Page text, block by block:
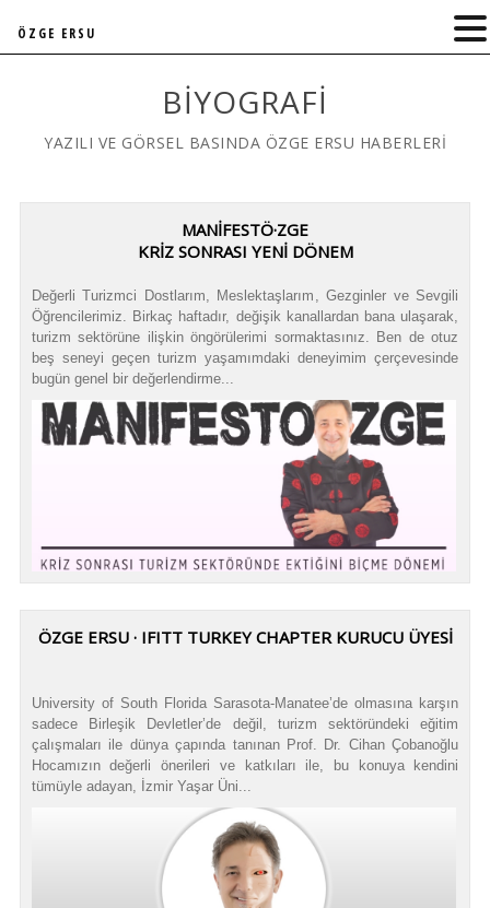
BIYOGRAFI
YAZILI VE GÖRSEL BASINDA ÖZGE ERSU HABERLERİ
MANİFESTÖ·ZGE
KRİZ SONRASI YENİ DÖNEM
Değerli Turizmci Dostlarım, Meslektaşlarım, Gezginler ve Sevgili
Öğrencilerimiz. Birkaç haftadır, değişik kanallardan bana ulaşarak,
turizm sektörüne ilişkin öngörülerimi sormaktasınız. Ben de otuz
beş seneyi geçen turizm yaşamımdaki deneyimim çerçevesinde
bugün genel bir değerlendirme...
ÖZGE ERSU · IFITT TURKEY CHAPTER KURUCU ÜYESİ
University of South Florida Sarasota-Manatee’de olmasına karşın
sadece Birleşik Devletler’de değil, turizm sektöründeki eğitim
çalışmaları ile dünya çapında tanınan Prof. Dr. Cihan Çobanoğlu
Hocamızın değerli önerileri ve katkıları ile, bu konuya kendini
tümüyle adayan, İzmir Yaşar Üni...
ÖZGE ERSU